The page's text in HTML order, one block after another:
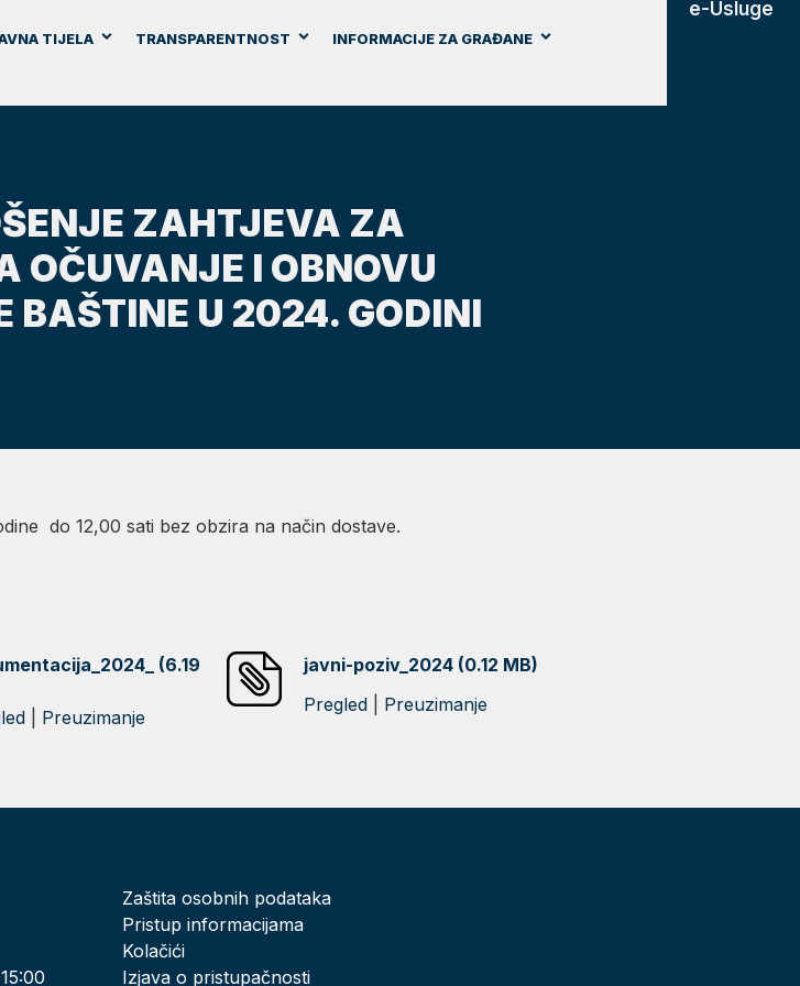
TIJELA TRANSPARENTNOST
INFORMACIJE ZA GRAĐANE
e-Usluge
ZAHTJEVA ZA
OČUVANJE I OBNOVU
BAŠTINE U 2024. GODINI
do 12,00 sati bez obzira na način dostave.
(6.19
Preuzimanje
javni-poziv_2024 (0.12 MB)
Pregled
Preuzimanje
Zaštita osobnih podataka
Pristup informacijama
Kolačići
Izjava o pristupačnosti